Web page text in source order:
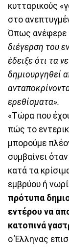
κυτταρικούς
στο
Όπως ανέφερε
διέγερση του
έδειξε ότι τα
δημιουργηθεί
ερεθίσματα».
«Τώρα που
πώς το
μπορούμε
συμβαίνει
κατά τα
εμβρύου ή
πρότυπα
εντέρου να
κατοπινά
ο Έλληνας